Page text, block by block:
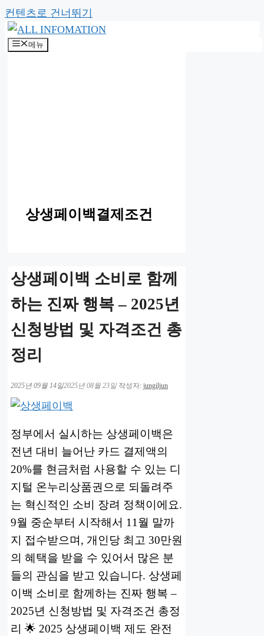
컨텐츠로 건너뛰기
메뉴
상생페이백결제조건
상생페이백 소비로 함께
하는 진짜 행복 – 2025년
신청방법 및 자격조건 총
정리
2025년 09월 14일2025년 08월 23일 작성자: jungiljun
정부에서 실시하는 상생페이백은
전년 대비 늘어난 카드 결제액의
20%를 현금처럼 사용할 수 있는 디
지털 온누리상품권으로 되돌려주
는 혁신적인 소비 장려 정책이에요.
9월 중순부터 시작해서 11월 말까
지 접수받으며, 개인당 최고 30만원
의 혜택을 받을 수 있어서 많은 분
들의 관심을 받고 있습니다. 상생페
이백 소비로 함께하는 진짜 행복 –
2025년 신청방법 및 자격조건 총정
리 🌟 2025 상생페이백 제도 완전